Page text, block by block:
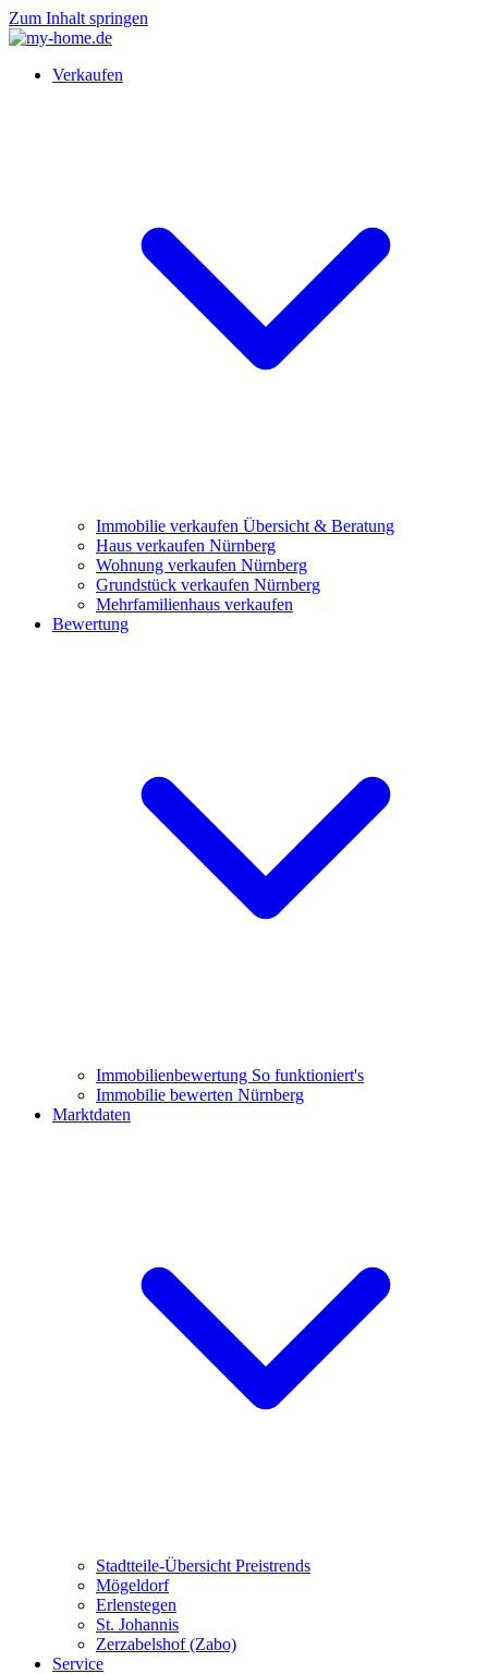
Zum Inhalt springen
Verkaufen
Immobilie verkaufen Übersicht & Beratung
Haus verkaufen Nürnberg
Wohnung verkaufen Nürnberg
Grundstück verkaufen Nürnberg
Mehrfamilienhaus verkaufen
Bewertung
Immobilienbewertung So funktioniert's
Immobilie bewerten Nürnberg
Marktdaten
Stadtteile-Übersicht Preistrends
Mögeldorf
Erlenstegen
St. Johannis
Zerzabelshof (Zabo)
Service